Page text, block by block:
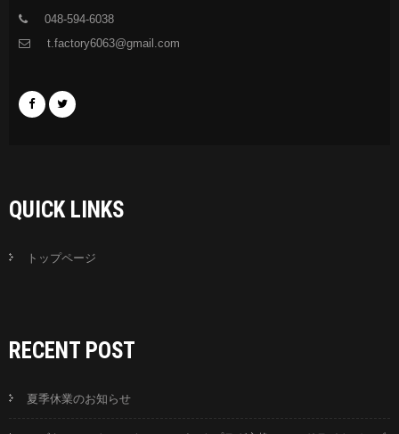
048-594-6038
t.factory6063@gmail.com
QUICK LINKS
トップページ
RECENT POST
夏季休業のお知らせ